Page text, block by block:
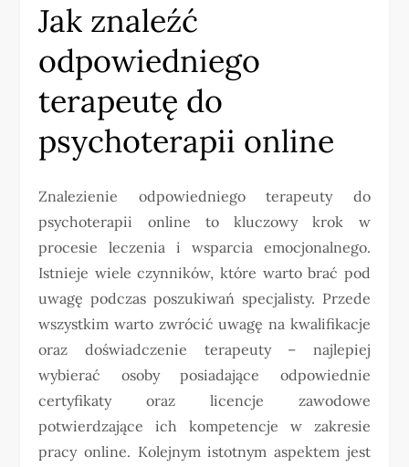
Jak znaleźć
odpowiedniego
terapeutę do
psychoterapii online
Znalezienie odpowiedniego terapeuty do
psychoterapii online to kluczowy krok w
procesie leczenia i wsparcia emocjonalnego.
Istnieje wiele czynników, które warto brać pod
uwagę podczas poszukiwań specjalisty. Przede
wszystkim warto zwrócić uwagę na kwalifikacje
oraz doświadczenie terapeuty – najlepiej
wybierać osoby posiadające odpowiednie
certyfikaty oraz licencje zawodowe
potwierdzające ich kompetencje w zakresie
pracy online. Kolejnym istotnym aspektem jest